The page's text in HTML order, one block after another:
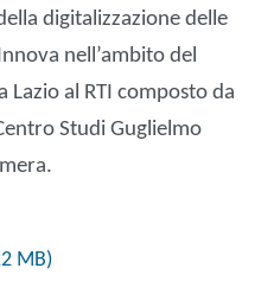
digitalizzazione delle
nell’ambito del
al RTI composto da
Studi Guglielmo
MB)